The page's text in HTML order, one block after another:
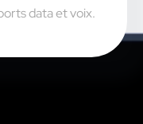
data et voix.